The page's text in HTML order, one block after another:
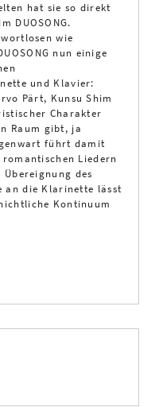
hat sie so direkt
DUOSONG.
wie
nun einige
und Klavier:
Pärt, Kunsu Shim
Charakter
Raum gibt, ja
führt damit
Liedern
des
an die Klarinette lässt
Kontinuum